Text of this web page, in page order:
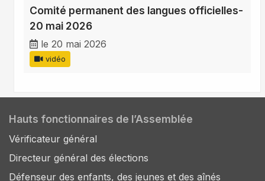
Comité permanent des langues officielles-
20 mai 2026
le 20 mai 2026
vidéo
Hauts fonctionnaires de l’Assemblée
Vérificateur général
Directeur général des élections
Défenseur des enfants, des jeunes et des aînés